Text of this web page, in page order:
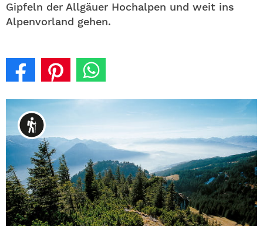
Gipfeln der Allgäuer Hochalpen und weit ins
Alpenvorland gehen.